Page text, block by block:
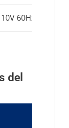
60Hz
del